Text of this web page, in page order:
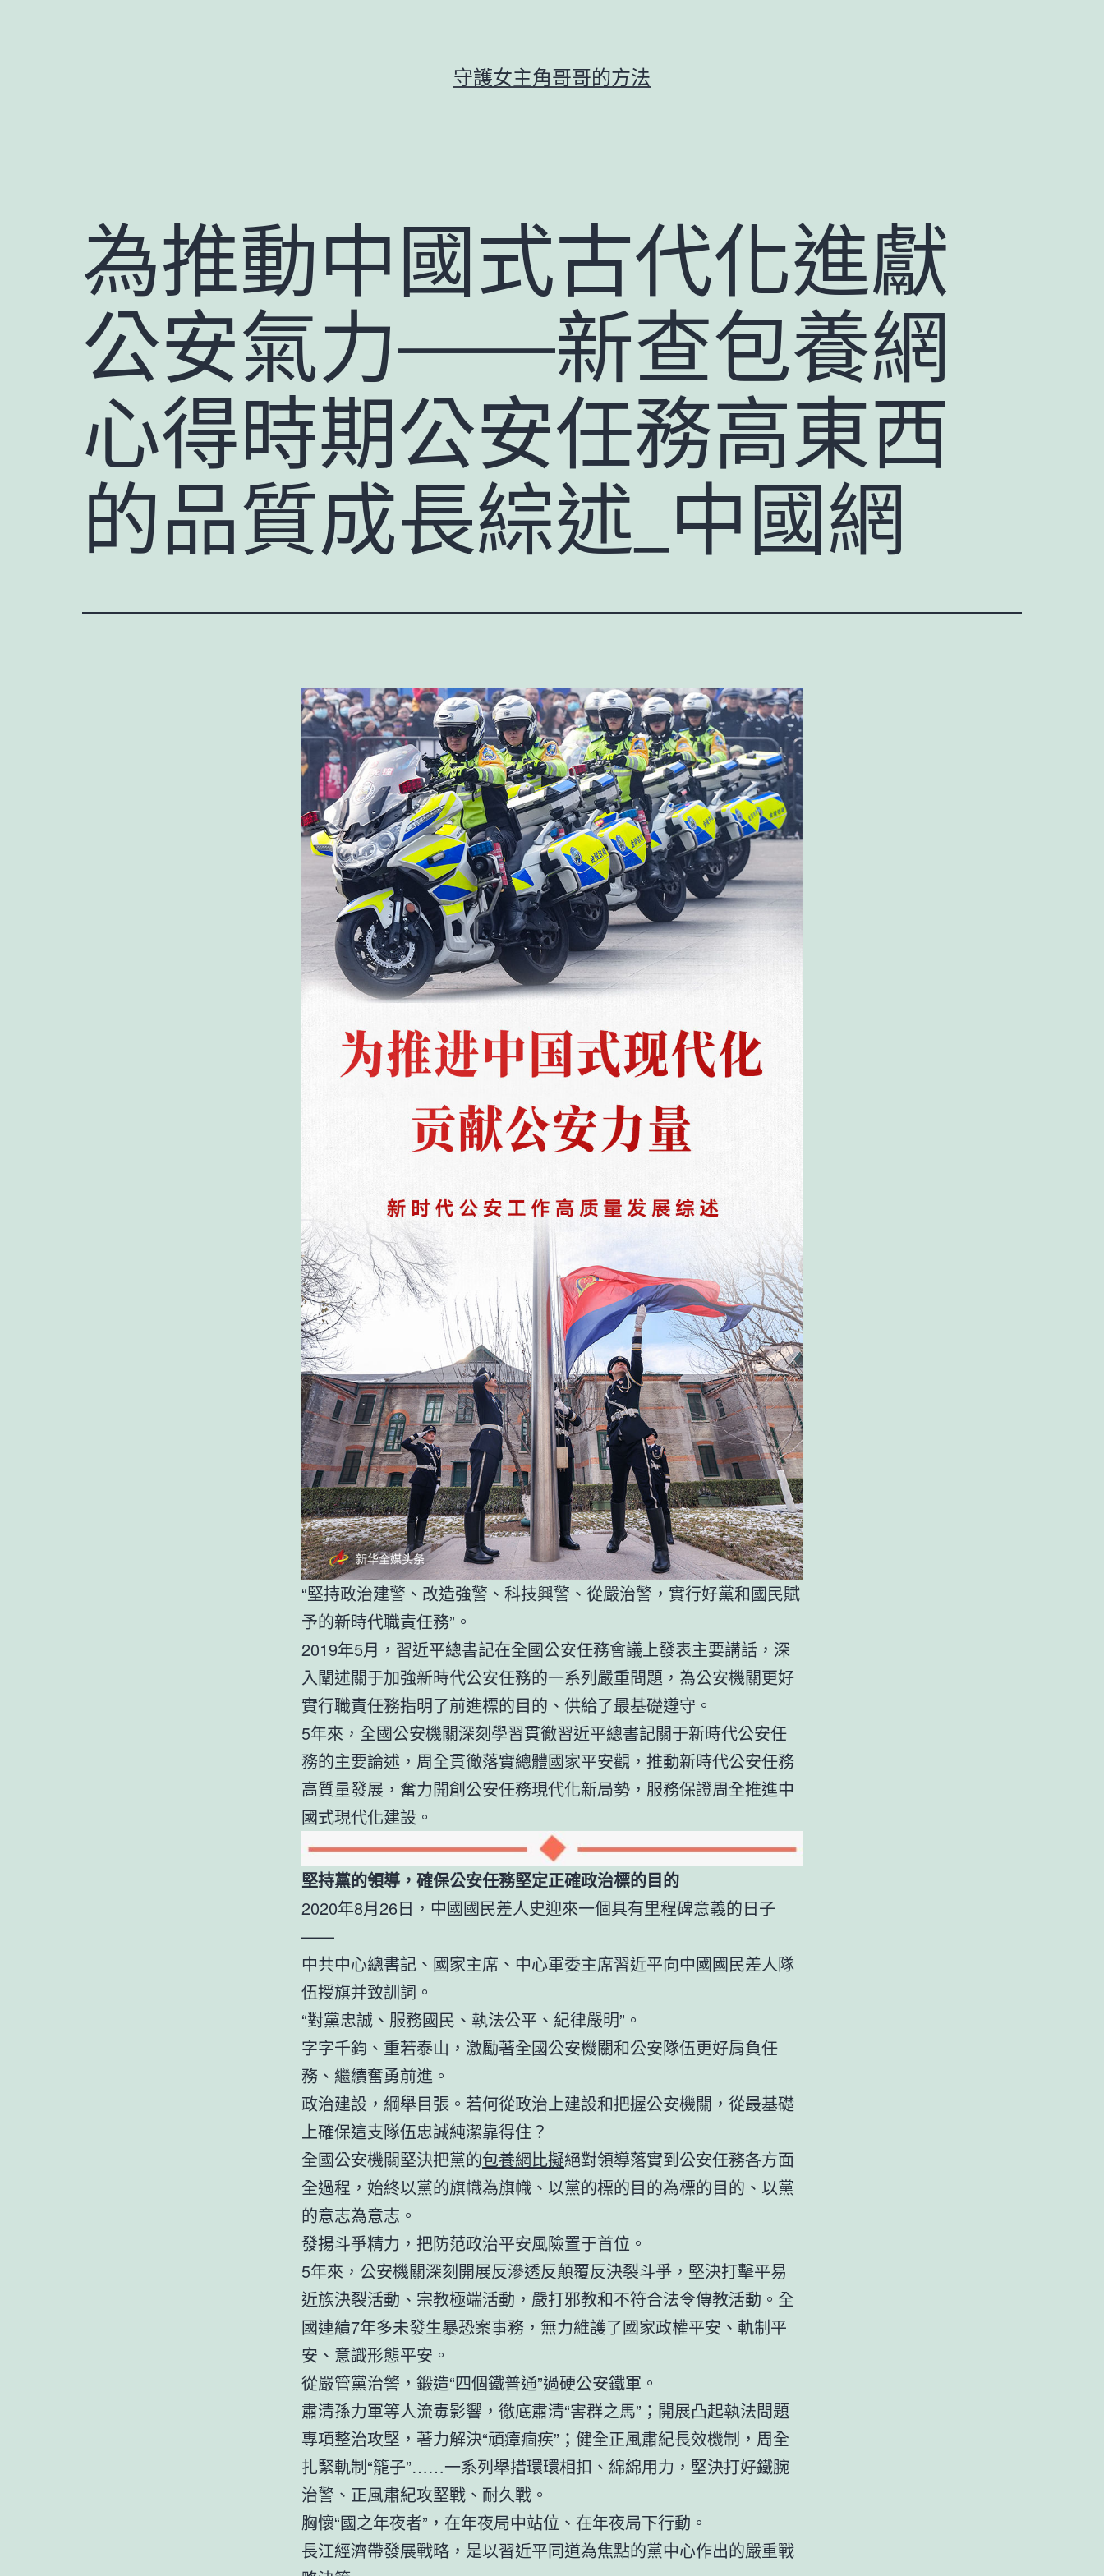
守護女主角哥哥的方法
為推動中國式古代化進獻
公安氣力——新查包養網
心得時期公安任務高東西
的品質成長綜述_中國網
“堅持政治建警、改造強警、科技興警、從嚴治警，實行好黨和國民賦
予的新時代職責任務”。
2019年5月，習近平總書記在全國公安任務會議上發表主要講話，深
入闡述關于加強新時代公安任務的一系列嚴重問題，為公安機關更好
實行職責任務指明了前進標的目的、供給了最基礎遵守。
5年來，全國公安機關深刻學習貫徹習近平總書記關于新時代公安任
務的主要論述，周全貫徹落實總體國家平安觀，推動新時代公安任務
高質量發展，奮力開創公安任務現代化新局勢，服務保證周全推進中
國式現代化建設。
堅持黨的領導，確保公安任務堅定正確政治標的目的
2020年8月26日，中國國民差人史迎來一個具有里程碑意義的日子
——
中共中心總書記、國家主席、中心軍委主席習近平向中國國民差人隊
伍授旗并致訓詞。
“對黨忠誠、服務國民、執法公平、紀律嚴明”。
字字千鈞、重若泰山，激勵著全國公安機關和公安隊伍更好肩負任
務、繼續奮勇前進。
政治建設，綱舉目張。若何從政治上建設和把握公安機關，從最基礎
上確保這支隊伍忠誠純潔靠得住？
全國公安機關堅決把黨的包養網比擬絕對領導落實到公安任務各方面
全過程，始終以黨的旗幟為旗幟、以黨的標的目的為標的目的、以黨
的意志為意志。
發揚斗爭精力，把防范政治平安風險置于首位。
5年來，公安機關深刻開展反滲透反顛覆反決裂斗爭，堅決打擊平易
近族決裂活動、宗教極端活動，嚴打邪教和不符合法令傳教活動。全
國連續7年多未發生暴恐案事務，無力維護了國家政權平安、軌制平
安、意識形態平安。
從嚴管黨治警，鍛造“四個鐵普通”過硬公安鐵軍。
肅清孫力軍等人流毒影響，徹底肅清“害群之馬”；開展凸起執法問題
專項整治攻堅，著力解決“頑瘴痼疾”；健全正風肅紀長效機制，周全
扎緊軌制“籠子”……一系列舉措環環相扣、綿綿用力，堅決打好鐵腕
治警、正風肅紀攻堅戰、耐久戰。
胸懷“國之年夜者”，在年夜局中站位、在年夜局下行動。
長江經濟帶發展戰略，是以習近平同道為焦點的黨中心作出的嚴重戰